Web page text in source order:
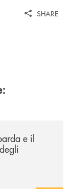
SHARE
e il